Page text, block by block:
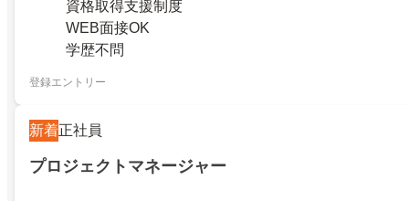
資格取得支援制度
WEB面接OK
学歴不問
登録エントリー
新着正社員
プロジェクトマネージャー